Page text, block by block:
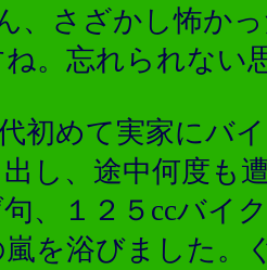
、さざかし怖か
。忘れられない
初めて実家にバ
し、途中何度も
、１２５ccバイ
嵐を浴びました。